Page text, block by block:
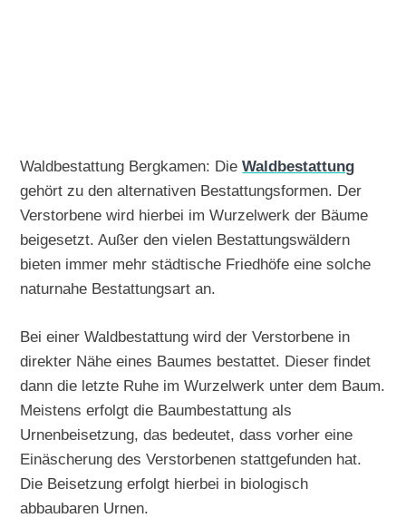
Waldbestattung Bergkamen: DieWaldbestattung
gehört zu den alternativen Bestattungsformen. Der
Verstorbene wird hierbei im Wurzelwerk der Bäume
beigesetzt. Außer den vielen Bestattungswäldern
bieten immer mehr städtische Friedhöfe eine solche
naturnahe Bestattungsart an.
Bei einer Waldbestattung wird der Verstorbene in
direkter Nähe eines Baumes bestattet. Dieser findet
dann die letzte Ruhe im Wurzelwerk unter dem Baum.
Meistens erfolgt die Baumbestattung als
Urnenbeisetzung, das bedeutet, dass vorher eine
Einäscherung des Verstorbenen stattgefunden hat.
Die Beisetzung erfolgt hierbei in biologisch
abbaubaren Urnen.